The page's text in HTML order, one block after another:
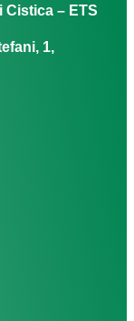
Cistica – ETS
1,